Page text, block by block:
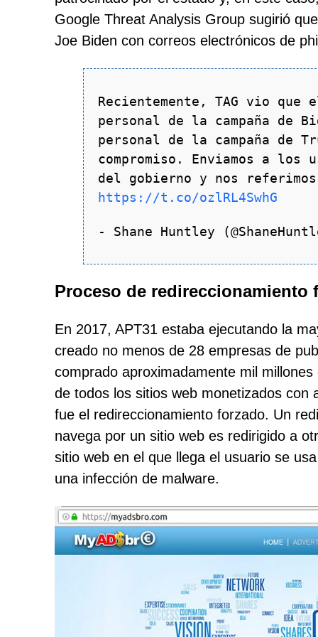
Google Threat Analysis Group sugirió
Joe Biden con correos electrónicos de
Recientemente, TAG vio
personal de la campaña de
personal de la campaña de
compromiso. Enviamos a los
del gobierno y nos
https://t.co/ozlRL4SwhG
- Shane Huntley
Proceso de redireccionamiento
En 2017, APT31 estaba ejecutando la
creado no menos de 28 empresas de
comprado aproximadamente mil
de todos los sitios web monetizados con
fue el redireccionamiento forzado. Un
navega por un sitio web es redirigido a
sitio web en el que llega el usuario se
una infección de malware.